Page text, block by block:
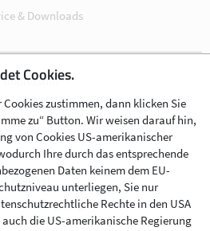
& Downloads
Impressum
Datenschutz
Einstellungen
AGB
Kontakt
im Skibergsteigen
Cookies.
zustimmen, dann klicken Sie
zu“ Button. Wir weisen darauf hin,
von Cookies US-amerikanischer
Ihre durch das entsprechende
Daten keinem dem EU-
unterliegen, Sie nur
Rechte in den USA
die US-amerikanische Regierung